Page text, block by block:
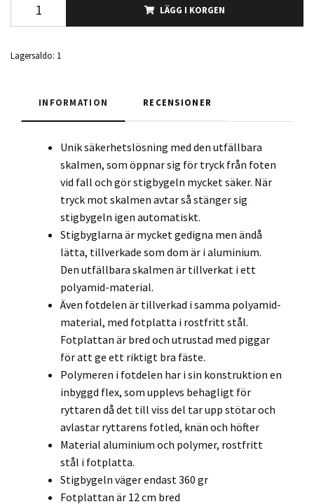
LÄGG I KORGEN
Lagersaldo: 1
INFORMATION RECENSIONER
Unik säkerhetslösning med den utfällbara
skalmen, som öppnar sig för tryck från foten
vid fall och gör stigbygeln mycket säker. När
tryck mot skalmen avtar så stänger sig
stigbygeln igen automatiskt.
Stigbyglarna är mycket gedigna men ändå
lätta, tillverkade som dom är i aluminium.
Den utfällbara skalmen är tillverkat i ett
polyamid-material.
Även fotdelen är tillverkad i samma polyamid-
material, med fotplatta i rostfritt stål.
Fotplattan är bred och utrustad med piggar
för att ge ett riktigt bra fäste.
Polymeren i fotdelen har i sin konstruktion en
inbyggd flex, som upplevs behagligt för
ryttaren då det till viss del tar upp stötar och
avlastar ryttarens fotled, knän och höfter
Material aluminium och polymer, rostfritt
stål i fotplatta.
Stigbygeln väger endast 360 gr
Fotplattan är 12 cm bred